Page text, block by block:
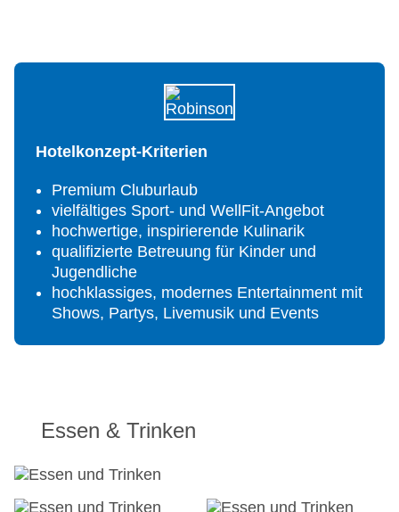
Bars: 4
Shop, Bazarstrasse, Minimarkt und Friseur
(Fremdunternehmen)
Gästewäscherei: Nutzung von Waschmaschine,
Waschpulver, Trockner, Bügelbrett und
Bügeleisen ohne Gebühr
Wäscheservice: gegen Gebühr
Ärztliche Versorgung: Erste Hilfe und 24-Stunden-
Notruf-Service sowie tägliche Arztsprechstunden
im Club (deutschsprachig) von 11.00-12.00 Uhr
und von 17.00-19.00 Uhr
Haustiere nicht erlaubt
ROBINSON seit: 1987
Kreditkarten: TUI Card/VISA, Master Card,
American Express, Diners Club, EC
Hotelkonzept-Kriterien
Premium Cluburlaub
vielfältiges Sport- und WellFit-Angebot
hochwertige, inspirierende Kulinarik
qualifizierte Betreuung für Kinder und
Jugendliche
hochklassiges, modernes Entertainment mit
Shows, Partys, Livemusik und Events
Essen & Trinken